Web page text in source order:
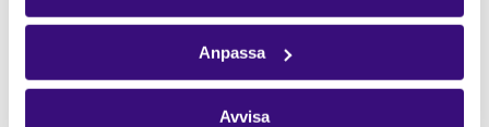
Anpassa
Avvisa
STÖD OSS